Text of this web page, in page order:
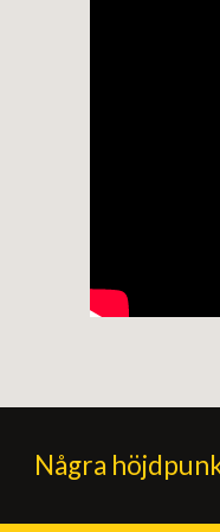
Några